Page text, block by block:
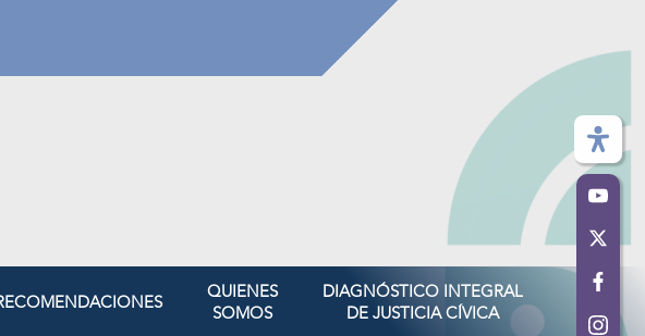
QUIENES
SOMOS
DIAGNÓSTICO INTEGRAL
DE JUSTICIA CÍVICA